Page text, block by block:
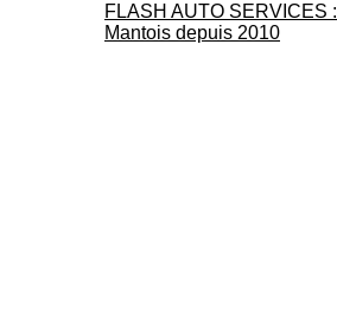
FLASH AUTO SERVICES
Mantois depuis 2010